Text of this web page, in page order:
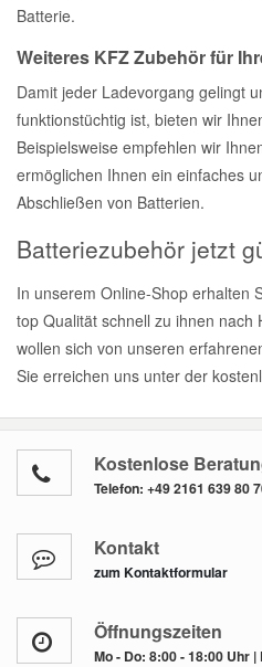
Batterie.
Weiteres KFZ Zubehör für
Damit jeder Ladevorgang gelingt
funktionstüchtig ist, bieten wir
Beispielsweise empfehlen wir
ermöglichen Ihnen ein einfaches
Abschließen von Batterien.
Batteriezubehör jetzt
In unserem Online-Shop erhalten
top Qualität schnell zu ihnen
wollen sich von unseren
Sie erreichen uns unter der
Kostenlose
Telefon: +49 2161 639 80
Kontakt
zum Kontaktformular
Öffnungszeiten
Mo - Do: 8:00 - 18:00 Uhr
Mercedes Ersatzteile
Mini Ersatzteile
Mitsubishi Ersatzteile
Nissan Ersatzteile
Porsche Ersatzteile
Seat Ersatzteile
Smart Ersatzteile
Suzuki Ersatzteile
Toyota Ersatzteile